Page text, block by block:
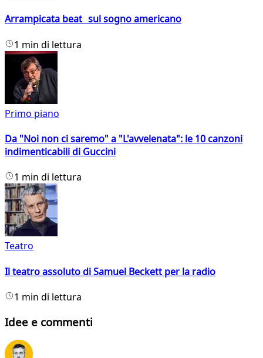
Arrampicata beat sul sogno americano
1 min di lettura
Primo piano
Da "Noi non ci saremo" a "L'avvelenata": le 10 canzoni
indimenticabili di Guccini
1 min di lettura
Teatro
Il teatro assoluto di Samuel Beckett per la radio
1 min di lettura
Idee e commenti